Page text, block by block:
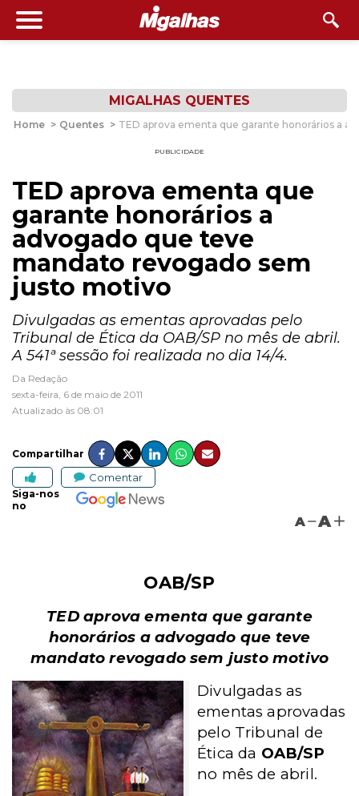
MIGALHAS QUENTES
Home > Quentes > TED aprova ementa que garante honorários a
PUBLICIDADE
TED aprova ementa que
garante honorários a
advogado que teve
mandato revogado sem
justo motivo
Divulgadas as ementas aprovadas pelo
Tribunal de Ética da OAB/SP no mês de abril.
A 541ª sessão foi realizada no dia 14/4.
Da Redação
sexta-feira, 6 de maio de 2011
Atualizado às 08:01
Compartilhar
Comentar
Siga-nos
no
A A
OAB/SP
TED aprova ementa que garante
honorários a advogado que teve
mandato revogado sem justo motivo
Divulgadas as
ementas aprovadas
pelo Tribunal de
Ética da OAB/SP
no mês de abril.